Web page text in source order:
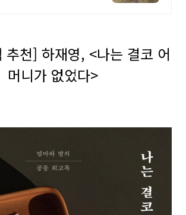
추천] 하재영, <나는 결코 어
머니가 없었다>